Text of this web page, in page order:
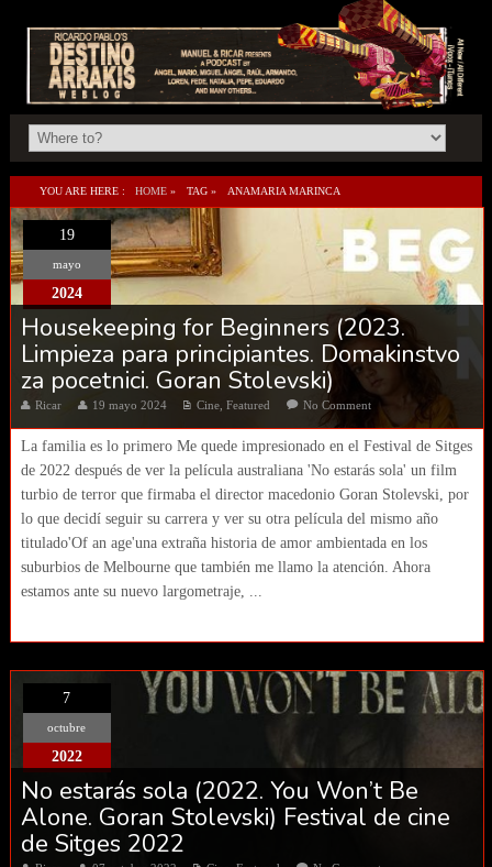
YOU ARE HERE : HOME » TAG » ANAMARIA MARINCA
19
mayo
2024
Housekeeping for Beginners (2023.
Limpieza para principiantes. Domakinstvo
za pocetnici. Goran Stolevski)
Ricar 19 mayo 2024 Cine, Featured No Comment
La familia es lo primero Me quede impresionado en el Festival de Sitges
de 2022 después de ver la película australiana 'No estarás sola' un film
turbio de terror que firmaba el director macedonio Goran Stolevski, por
lo que decidí seguir su carrera y ver su otra película del mismo año
titulado'Of an age'una extraña historia de amor ambientada en los
suburbios de Melbourne que también me llamo la atención. Ahora
estamos ante su nuevo largometraje, ...
7
octubre
2022
No estarás sola (2022. You Won’t Be
Alone. Goran Stolevski) Festival de cine
de Sitges 2022